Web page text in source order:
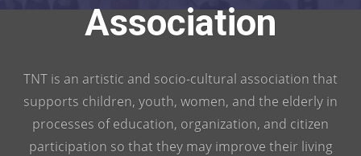
Association
TNT is an artistic and socio-cultural association that
supports children, youth, women, and the elderly in
processes of education, organization, and citizen
participation so that they may improve their living